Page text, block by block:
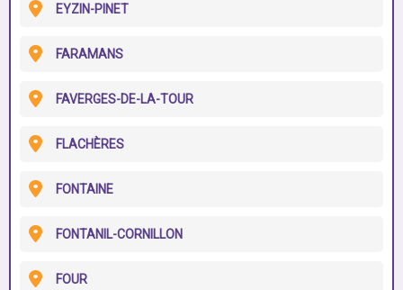
EYZIN-PINET
FARAMANS
FAVERGES-DE-LA-TOUR
FLACHÈRES
FONTAINE
FONTANIL-CORNILLON
FOUR